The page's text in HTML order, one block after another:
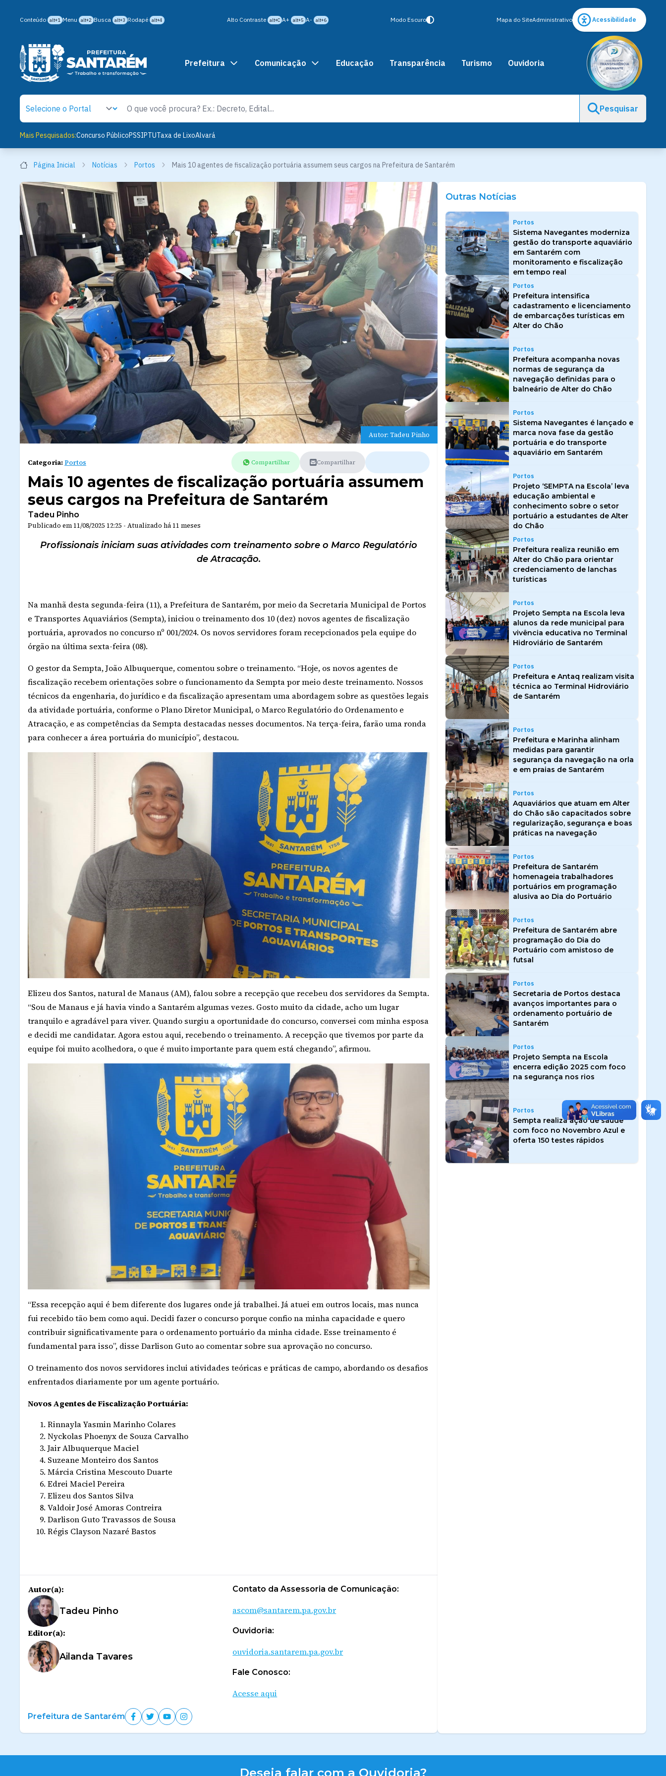
Conteúdo alt+1 Menu alt+2 Busca alt+3 Rodapé alt+4 Alto Contraste alt+C A+ alt+5 A- alt+6 Modo Escuro Mapa do SiteAdministrativo Acessibilidade
Prefeitura Comunicação Educação Transparência Turismo Ouvidoria
Pesquisar
Mais Pesquisados:Concurso PúblicoPSSIPTUTaxa de LixoAlvará
Página Inicial Notícias Portos Mais 10 agentes de fiscalização portuária assumem seus cargos na Prefeitura de Santarém
Autor: Tadeu Pinho
Categoria:Portos Compartilhar Compartilhar
Mais 10 agentes de fiscalização portuária assumem
seus cargos na Prefeitura de Santarém
Tadeu Pinho
Publicado em 11/08/2025 12:25 - Atualizado há 11 meses
Profissionais iniciam suas atividades com treinamento sobre o Marco Regulatório
de Atracação.
Na manhã desta segunda-feira (11), a Prefeitura de Santarém, por meio da Secretaria Municipal de Portos
e Transportes Aquaviários (Sempta), iniciou o treinamento dos 10 (dez) novos agentes de fiscalização
portuária, aprovados no concurso nº 001/2024. Os novos servidores foram recepcionados pela equipe do
órgão na última sexta-feira (08).
O gestor da Sempta, João Albuquerque, comentou sobre o treinamento. “Hoje, os novos agentes de
fiscalização recebem orientações sobre o funcionamento da Sempta por meio deste treinamento. Nossos
técnicos da engenharia, do jurídico e da fiscalização apresentam uma abordagem sobre as questões legais
da atividade portuária, conforme o Plano Diretor Municipal, o Marco Regulatório do Ordenamento e
Atracação, e as competências da Sempta destacadas nesses documentos. Na terça-feira, farão uma ronda
para conhecer a área portuária do município”, destacou.
Elizeu dos Santos, natural de Manaus (AM), falou sobre a recepção que recebeu dos servidores da Sempta.
“Sou de Manaus e já havia vindo a Santarém algumas vezes. Gosto muito da cidade, acho um lugar
tranquilo e agradável para viver. Quando surgiu a oportunidade do concurso, conversei com minha esposa
e decidi me candidatar. Agora estou aqui, recebendo o treinamento. A recepção que tivemos por parte da
equipe foi muito acolhedora, o que é muito importante para quem está chegando”, afirmou.
“Essa recepção aqui é bem diferente dos lugares onde já trabalhei. Já atuei em outros locais, mas nunca
fui recebido tão bem como aqui. Decidi fazer o concurso porque confio na minha capacidade e quero
contribuir significativamente para o ordenamento portuário da minha cidade. Esse treinamento é
fundamental para isso”, disse Darlison Guto ao comentar sobre sua aprovação no concurso.
O treinamento dos novos servidores inclui atividades teóricas e práticas de campo, abordando os desafios
enfrentados diariamente por um agente portuário.
Novos Agentes de Fiscalização Portuária:
Rinnayla Yasmin Marinho Colares
Nyckolas Phoenyx de Souza Carvalho
Jair Albuquerque Maciel
Suzeane Monteiro dos Santos
Márcia Cristina Mescouto Duarte
Edrei Maciel Pereira
Elizeu dos Santos Silva
Valdoir José Amoras Contreira
Darlison Guto Travassos de Sousa
Régis Clayson Nazaré Bastos
Autor(a):
Tadeu Pinho
Editor(a):
Ailanda Tavares
Contato da Assessoria de Comunicação:
ascom@santarem.pa.gov.br
Ouvidoria:
ouvidoria.santarem.pa.gov.br
Fale Conosco:
Acesse aqui
Prefeitura de Santarém
Outras Notícias
Portos
Sistema Navegantes moderniza
gestão do transporte aquaviário
em Santarém com
monitoramento e fiscalização
em tempo real
Portos
Prefeitura intensifica
cadastramento e licenciamento
de embarcações turísticas em
Alter do Chão
Portos
Prefeitura acompanha novas
normas de segurança da
navegação definidas para o
balneário de Alter do Chão
Portos
Sistema Navegantes é lançado e
marca nova fase da gestão
portuária e do transporte
aquaviário em Santarém
Portos
Projeto ‘SEMPTA na Escola’ leva
educação ambiental e
conhecimento sobre o setor
portuário a estudantes de Alter
do Chão
Portos
Prefeitura realiza reunião em
Alter do Chão para orientar
credenciamento de lanchas
turísticas
Portos
Projeto Sempta na Escola leva
alunos da rede municipal para
vivência educativa no Terminal
Hidroviário de Santarém
Portos
Prefeitura e Antaq realizam visita
técnica ao Terminal Hidroviário
de Santarém
Portos
Prefeitura e Marinha alinham
medidas para garantir
segurança da navegação na orla
e em praias de Santarém
Portos
Aquaviários que atuam em Alter
do Chão são capacitados sobre
regularização, segurança e boas
práticas na navegação
Portos
Prefeitura de Santarém
homenageia trabalhadores
portuários em programação
alusiva ao Dia do Portuário
Portos
Prefeitura de Santarém abre
programação do Dia do
Portuário com amistoso de
futsal
Portos
Secretaria de Portos destaca
avanços importantes para o
ordenamento portuário de
Santarém
Portos
Projeto Sempta na Escola
encerra edição 2025 com foco
na segurança nos rios
Portos
Sempta realiza ação de saúde
com foco no Novembro Azul e
oferta 150 testes rápidos
Deseja falar com a Ouvidoria?